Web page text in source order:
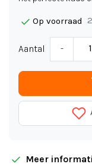
Op voorraad
Aantal -
Meer